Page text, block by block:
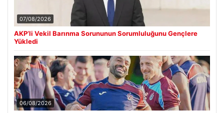
07/08/2026
AKP’li Vekil Barınma Sorununun Sorumluluğunu Gençlere
Yükledi
06/08/2026